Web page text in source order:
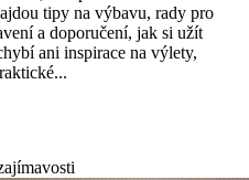
tipy na výbavu, rady pro
a doporučení, jak si užít
ani inspirace na výlety,